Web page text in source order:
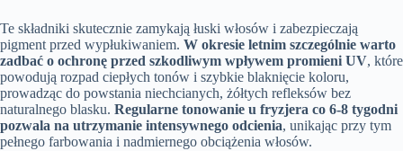
Te składniki skutecznie zamykają łuski włosów i zabezpieczają
pigment przed wypłukiwaniem. W okresie letnim szczególnie warto
zadbać o ochronę przed szkodliwym wpływem promieni UV, które
powodują rozpad ciepłych tonów i szybkie blaknięcie koloru,
prowadząc do powstania niechcianych, żółtych refleksów bez
naturalnego blasku. Regularne tonowanie u fryzjera co 6-8 tygodni
pozwala na utrzymanie intensywnego odcienia, unikając przy tym
pełnego farbowania i nadmiernego obciążenia włosów.